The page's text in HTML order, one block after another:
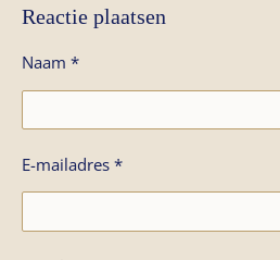
Reactie plaatsen
Naam *
E-mailadres *